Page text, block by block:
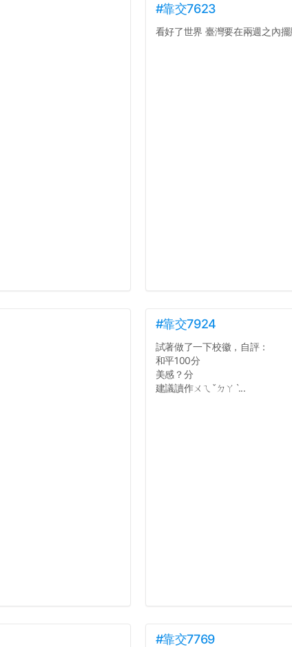
#靠交7623
看好了世界 臺灣要在兩週之內
#靠交7924
試著做了一下校徽，自評：
和平100分
美感？分
建議讀作ㄨㄟˇㄉㄚˋ...
#靠交7769